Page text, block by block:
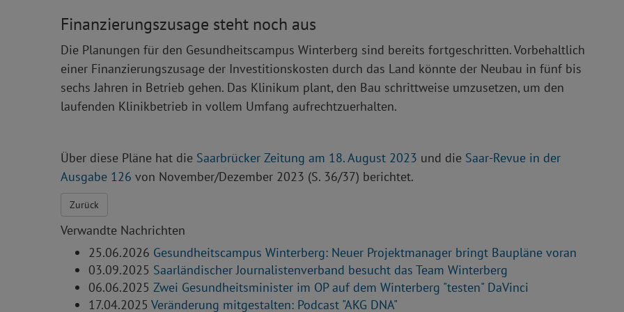
Finanzierungszusage steht noch aus
Die Planungen für den Gesundheitscampus Winterberg sind bereits fortgeschritten. Vorbehaltlich
einer Finanzierungszusage der Investitionskosten durch das Land könnte der Neubau in fünf bis
sechs Jahren in Betrieb gehen. Das Klinikum plant, den Bau schrittweise umzusetzen, um den
laufenden Klinikbetrieb in vollem Umfang aufrechtzuerhalten.
Über diese Pläne hat die Saarbrücker Zeitung am 18. August 2023 und die Saar-Revue in der
Ausgabe 126 von November/Dezember 2023 (S. 36/37) berichtet.
Zurück
Verwandte Nachrichten
25.06.2026 Gesundheitscampus Winterberg: Neuer Projektmanager bringt Baupläne voran
03.09.2025 Saarländischer Journalistenverband besucht das Team Winterberg
06.06.2025 Zwei Gesundheitsminister im OP auf dem Winterberg "testen" DaVinci
17.04.2025 Veränderung mitgestalten: Podcast "AKG DNA"